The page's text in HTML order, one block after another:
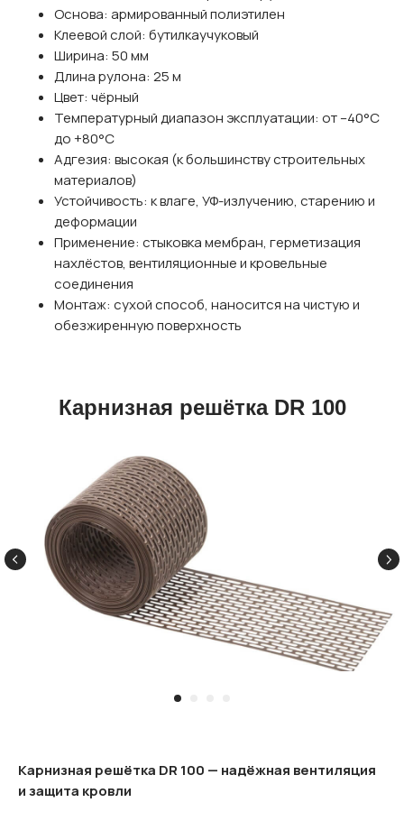
Основа: армированный полиэтилен
Клеевой слой: бутилкаучуковый
Ширина: 50 мм
Длина рулона: 25 м
Цвет: чёрный
Температурный диапазон эксплуатации: от –40°C
до +80°C
Адгезия: высокая (к большинству строительных
материалов)
Устойчивость: к влаге, УФ-излучению, старению и
деформации
Применение: стыковка мембран, герметизация
нахлёстов, вентиляционные и кровельные
соединения
Монтаж: сухой способ, наносится на чистую и
обезжиренную поверхность
Карнизная решётка DR 100
Карнизная решётка DR 100 — надёжная вентиляция
и защита кровли